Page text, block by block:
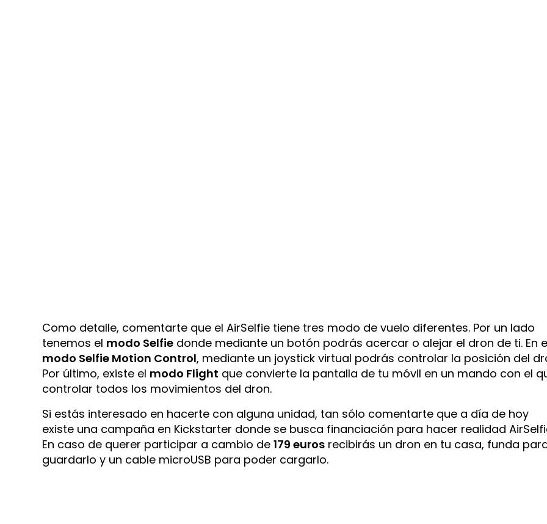
Como detalle, comentarte que el AirSelfie tiene tres modo de vuelo diferentes. Por un lado
tenemos el modo Selfie donde mediante un botón podrás acercar o alejar el dron de ti. En
modo Selfie Motion Control, mediante un joystick virtual podrás controlar la posición del
Por último, existe el modo Flight que convierte la pantalla de tu móvil en un mando con el
controlar todos los movimientos del dron.
Si estás interesado en hacerte con alguna unidad, tan sólo comentarte que a día de hoy
existe una campaña en Kickstarter donde se busca financiación para hacer realidad
En caso de querer participar a cambio de179 euros recibirás un dron en tu casa, funda
guardarlo y un cable microUSB para poder cargarlo.